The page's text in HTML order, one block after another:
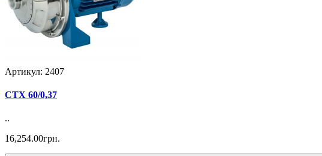
Артикул: 2407
CTХ 60/0,37
..
16,254.00грн.